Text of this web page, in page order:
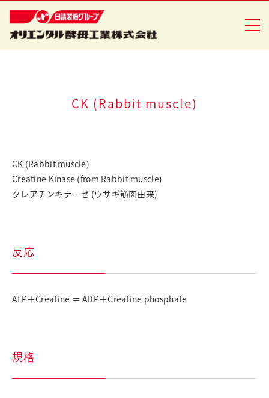
お問い合わせ
健康食品事業
ニュースリリース
CK (Rabbit muscle)
CK (Rabbit muscle)
Creatine Kinase (from Rabbit muscle)
クレアチンキナーゼ (ウサギ筋肉由来)
反応
ATP＋Creatine ＝ ADP＋Creatine phosphate
規格